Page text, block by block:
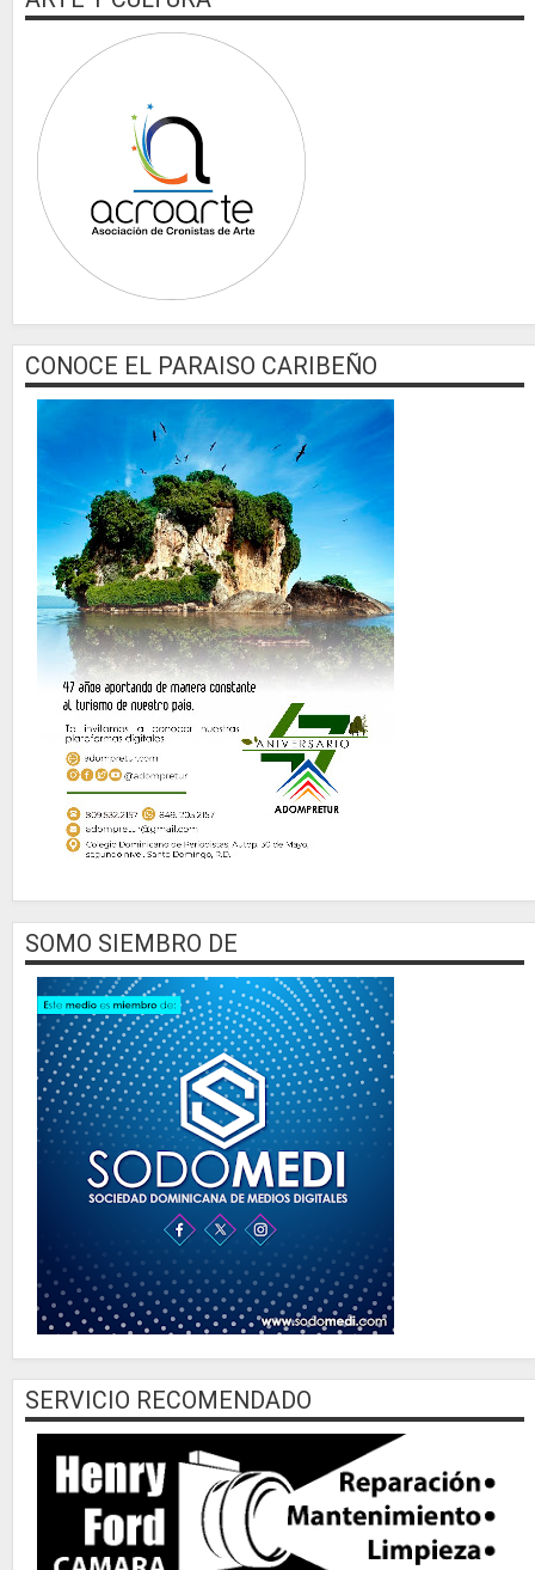
CONOCE EL PARAISO CARIBEÑO
SOMO SIEMBRO DE
SERVICIO RECOMENDADO